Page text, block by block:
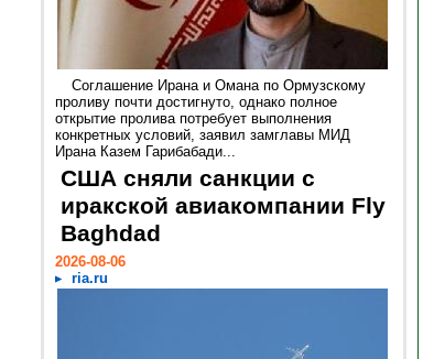
Соглашение Ирана и Омана по Ормузскому
проливу почти достигнуто, однако полное
открытие пролива потребует выполнения
конкретных условий, заявил замглавы МИД
Ирана Казем Гарибабади...
США сняли санкции с
иракской авиакомпании Fly
Baghdad
2026-08-06
ria.ru